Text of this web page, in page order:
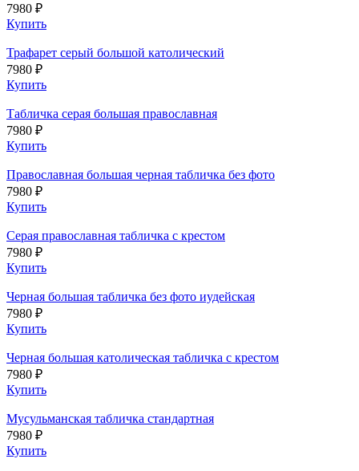
7980 ₽
Купить
Трафарет серый большой католический
7980 ₽
Купить
Табличка серая большая православная
7980 ₽
Купить
Православная большая черная табличка без фото
7980 ₽
Купить
Серая православная табличка с крестом
7980 ₽
Купить
Черная большая табличка без фото иудейская
7980 ₽
Купить
Черная большая католическая табличка с крестом
7980 ₽
Купить
Мусульманская табличка стандартная
7980 ₽
Купить